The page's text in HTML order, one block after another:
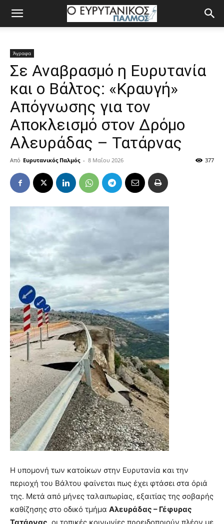
Άγραφα
Σε Αναβρασμό η Ευρυτανία
και ο Βάλτος: «Κραυγή»
Απόγνωσης για τον
Αποκλεισμό στον Δρόμο
Αλευράδας – Τατάρνας
Από Ευρυτανικός Παλμός - 8 Μαΐου 2026 377
Η υπομονή των κατοίκων στην Ευρυτανία και την
περιοχή του Βάλτου φαίνεται πως έχει φτάσει στα όριά
της. Μετά από μήνες ταλαιπωρίας, εξαιτίας της σοβαρής
καθίζησης στο οδικό τμήμα Αλευράδας – Γέφυρας